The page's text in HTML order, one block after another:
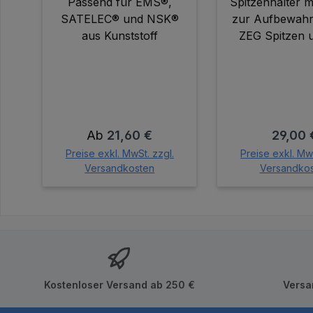
SATELEC® und NSK®
aus Kunststoff
Regulärer Preis:
Ab 21,60 €
Preise exkl. MwSt. zzgl.
Versandkosten
zur
ZEG Spitzen
29,00
Preise exkl.
Kostenloser Versand ab 250 €